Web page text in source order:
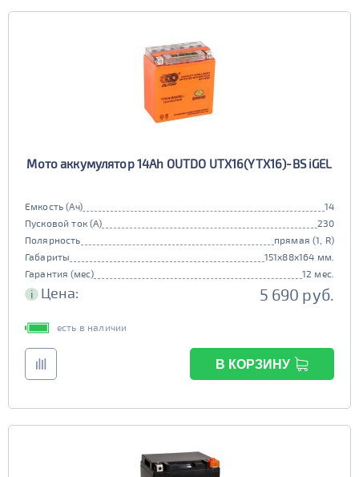
Мото аккумулятор 14Ah OUTDO UTX16(YTX16)-BS iGEL
Емкость (Ач)
14
Пусковой ток (А)
230
Полярность
прямая (1, R)
Габариты
151x88x164 мм.
Гарантия (мес)
12 мес.
i Цена: 5 690 руб.
есть в наличии
В КОРЗИНУ